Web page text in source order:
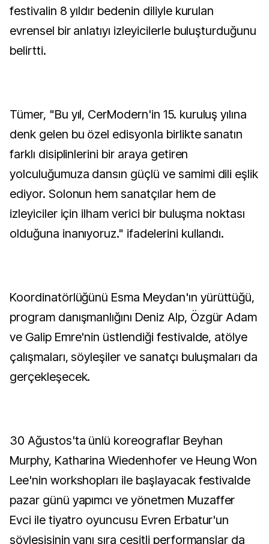
festivalin 8 yıldır bedenin diliyle kurulan
evrensel bir anlatıyı izleyicilerle buluşturduğunu
belirtti.
Tümer, "Bu yıl, CerModern'in 15. kuruluş yılına
denk gelen bu özel edisyonla birlikte sanatın
farklı disiplinlerini bir araya getiren
yolculuğumuza dansın güçlü ve samimi dili eşlik
ediyor. Solonun hem sanatçılar hem de
izleyiciler için ilham verici bir buluşma noktası
olduğuna inanıyoruz." ifadelerini kullandı.
Koordinatörlüğünü Esma Meydan'ın yürüttüğü,
program danışmanlığını Deniz Alp, Özgür Adam
ve Galip Emre'nin üstlendiği festivalde, atölye
çalışmaları, söyleşiler ve sanatçı buluşmaları da
gerçekleşecek.
30 Ağustos'ta ünlü koreograflar Beyhan
Murphy, Katharina Wiedenhofer ve Heung Won
Lee'nin workshopları ile başlayacak festivalde
pazar günü yapımcı ve yönetmen Muzaffer
Evci ile tiyatro oyuncusu Evren Erbatur'un
söyleşisinin yanı sıra çeşitli performanslar da